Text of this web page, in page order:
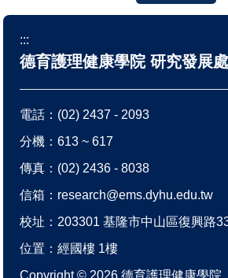
:::
德育護理健康學院 研究發展處
電話： (02) 2437 - 2093
分機：613 ~ 617
傳真：(02) 2436 - 8038
信箱： research@ems.dyhu.edu.tw
校址： 203301 基隆市中山區復興路
位置： 經國樓 1樓